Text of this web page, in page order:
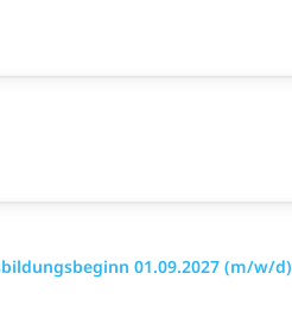
01.09.2027 (m/w/d)